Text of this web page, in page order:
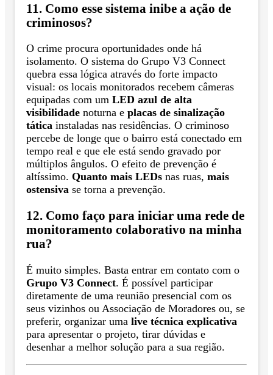
11. Como esse sistema inibe a ação de
criminosos?
O crime procura oportunidades onde há
isolamento. O sistema do Grupo V3 Connect
quebra essa lógica através do forte impacto
visual: os locais monitorados recebem câmeras
equipadas com um LED azul de alta
visibilidade noturna e placas de sinalização
tática instaladas nas residências. O criminoso
percebe de longe que o bairro está conectado em
tempo real e que ele está sendo gravado por
múltiplos ângulos. O efeito de prevenção é
altíssimo. Quanto mais LEDs nas ruas, mais
ostensiva se torna a prevenção.
12. Como faço para iniciar uma rede de
monitoramento colaborativo na minha
rua?
É muito simples. Basta entrar em contato com o
Grupo V3 Connect. É possível participar
diretamente de uma reunião presencial com os
seus vizinhos ou Associação de Moradores ou, se
preferir, organizar uma live técnica explicativa
para apresentar o projeto, tirar dúvidas e
desenhar a melhor solução para a sua região.